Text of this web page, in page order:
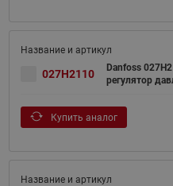
027H2110
Danfoss
регулятор
Купить аналог